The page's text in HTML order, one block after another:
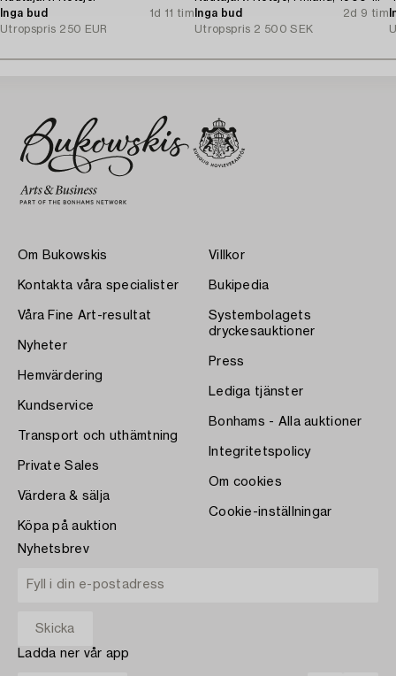
Inga bud
1d 11 tim
Utropspris 250 EUR
tal.
Inga bud
2d 9 tim
Utropspris 2 500 SEK
Om Bukowskis
Kontakta våra specialister
Våra Fine Art-resultat
Nyheter
Hemvärdering
Kundservice
Transport och uthämtning
Private Sales
Värdera & sälja
Köpa på auktion
Villkor
Bukipedia
Systembolagets
dryckesauktioner
Press
Lediga tjänster
Bonhams - Alla auktioner
Integritetspolicy
Om cookies
Cookie-inställningar
Nyhetsbrev
Ladda ner vår app